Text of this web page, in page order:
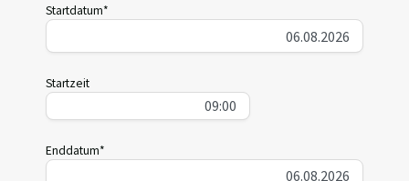
Startdatum*
Startzeit
Enddatum*